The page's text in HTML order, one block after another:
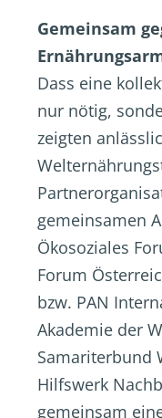
Gemeinsam
Dass eine
nur nötig,
zeigten
gemeinsamen
Ökosoziales
Forum
bzw. PAN
Akademie der
Samariterbund
Hilfswerk
gemeinsam